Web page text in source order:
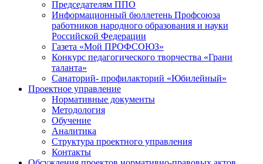
Председателям ППО
Информационный бюллетень Профсоюза
работников народного образования и науки
Российской Федерации
Газета «Мой ПРОФСОЮЗ»
Конкурс педагогического творчества «Грани
таланта»
Санаторий- профилакторий «Юбилейный»
Проектное управление
Нормативные документы
Методология
Обучение
Аналитика
Структура проектного управления
Контакты